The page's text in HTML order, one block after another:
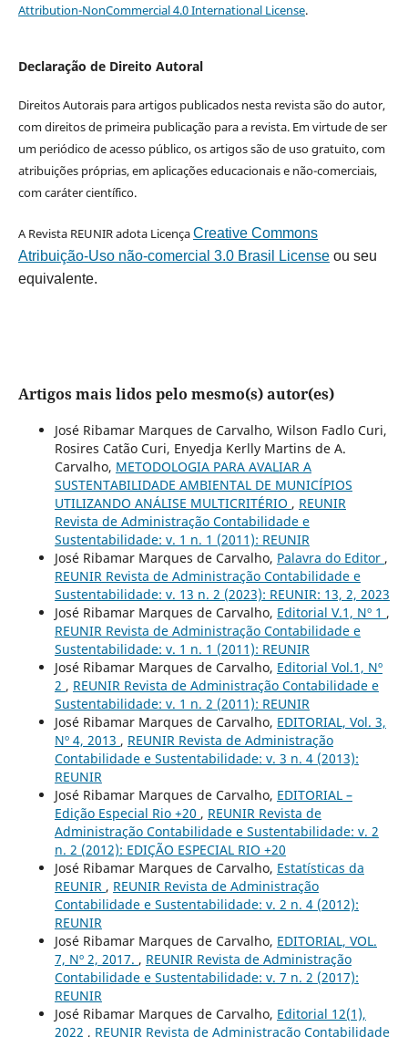
Attribution-NonCommercial 4.0 International License.
Declaração de Direito Autoral
Direitos Autorais para artigos publicados nesta revista são do autor,
com direitos de primeira publicação para a revista. Em virtude de ser
um periódico de acesso público, os artigos são de uso gratuito, com
atribuições próprias, em aplicações educacionais e não-comerciais,
com caráter científico.
A Revista REUNIR adota LicençaCreative Commons
Atribuição-Uso não-comercial 3.0 Brasil Licenseou seu
equivalente.
Artigos mais lidos pelo mesmo(s) autor(es)
José Ribamar Marques de Carvalho, Wilson Fadlo Curi,
Rosires Catão Curi, Enyedja Kerlly Martins de A.
Carvalho, METODOLOGIA PARA AVALIAR A
SUSTENTABILIDADE AMBIENTAL DE MUNICÍPIOS
UTILIZANDO ANÁLISE MULTICRITÉRIO , REUNIR
Revista de Administração Contabilidade e
Sustentabilidade: v. 1 n. 1 (2011): REUNIR
José Ribamar Marques de Carvalho, Palavra do Editor ,
REUNIR Revista de Administração Contabilidade e
Sustentabilidade: v. 13 n. 2 (2023): REUNIR: 13, 2, 2023
José Ribamar Marques de Carvalho, Editorial V.1, Nº 1 ,
REUNIR Revista de Administração Contabilidade e
Sustentabilidade: v. 1 n. 1 (2011): REUNIR
José Ribamar Marques de Carvalho, Editorial Vol.1, Nº
2 , REUNIR Revista de Administração Contabilidade e
Sustentabilidade: v. 1 n. 2 (2011): REUNIR
José Ribamar Marques de Carvalho, EDITORIAL, Vol. 3,
Nº 4, 2013 , REUNIR Revista de Administração
Contabilidade e Sustentabilidade: v. 3 n. 4 (2013):
REUNIR
José Ribamar Marques de Carvalho, EDITORIAL –
Edição Especial Rio +20 , REUNIR Revista de
Administração Contabilidade e Sustentabilidade: v. 2
n. 2 (2012): EDIÇÃO ESPECIAL RIO +20
José Ribamar Marques de Carvalho, Estatísticas da
REUNIR , REUNIR Revista de Administração
Contabilidade e Sustentabilidade: v. 2 n. 4 (2012):
REUNIR
José Ribamar Marques de Carvalho, EDITORIAL, VOL.
7, Nº 2, 2017. , REUNIR Revista de Administração
Contabilidade e Sustentabilidade: v. 7 n. 2 (2017):
REUNIR
José Ribamar Marques de Carvalho, Editorial 12(1),
2022 , REUNIR Revista de Administração Contabilidade